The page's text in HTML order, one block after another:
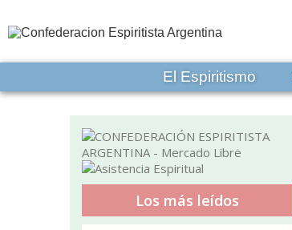
El Espiritismo
Los más leídos